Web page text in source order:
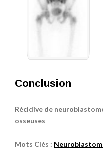
Conclusion
Récidive de
osseuses
Mots Clés :